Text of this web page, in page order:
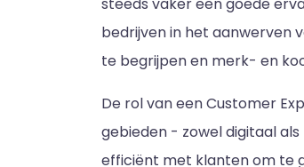
bedrijven in het aanwerven
te begrijpen en merk- en
De rol van een Customer
gebieden - zowel digitaal
efficiënt met klanten om te